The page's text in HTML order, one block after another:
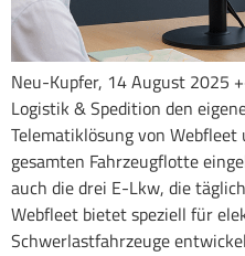
Neu-Kupfer, 14 August 2025
Logistik & Spedition den
Telematiklösung von
gesamten Fahrzeugflotte
auch die drei E-Lkw, die
Webfleet bietet speziell für
Schwerlastfahrzeuge